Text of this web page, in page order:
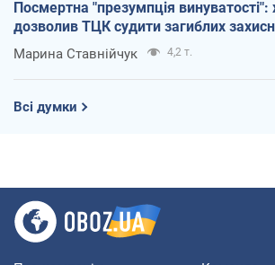
Посмертна "презумпція винуватості":
дозволив ТЦК судити загиблих
Марина Ставнійчук 4,2 т.
Всі думки